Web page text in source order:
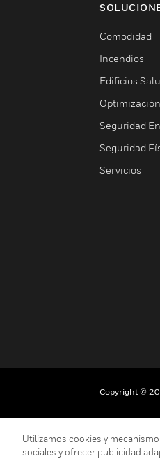
Comodidad
Incendios
Edificios
Optimización
Seguridad
Seguridad
Servicios
Copyright ©
Utilizamos cookies y
sociales y ofrecer publicidad